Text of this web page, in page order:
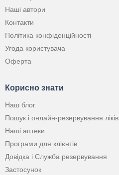
Наші автори
Контакти
Політика конфіденційності
Угода користувача
Оферта
Корисно знати
Наш блог
Пошук і онлайн-резервування ліків
Наші аптеки
Програми для клієнтів
Довідка і Служба резервування
Застосунок